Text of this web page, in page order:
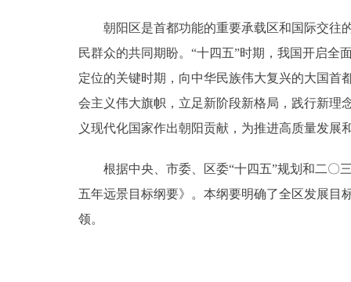
政务服务
个人服务
便民服务
朝阳区是首都功能的重要承载区和国际交往的
民群众的共同期盼。“十四五”时期，我国开启
定位的关键时期，向中华民族伟大复兴的大国首
会主义伟大旗帜，立足新阶段新格局，践行新理
义现代化国家作出朝阳贡献，为推进高质量发
根据中央、市委、区委“十四五”规划和二〇三
五年远景目标纲要》。本纲要明确了全区发展目
领。